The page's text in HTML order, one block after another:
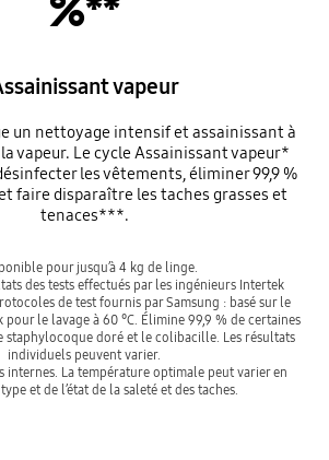
vapeur
un nettoyage intensif et assainissant à
la vapeur. Le cycle Assainissant vapeur*
les vêtements, éliminer 99,9 %
faire disparaître les taches grasses et
tenaces***.
pour jusqu’à 4 kg de linge.
des tests effectués par les ingénieurs Intertek
de test fournis par Samsung : basé sur le
le lavage à 60 °C. Élimine 99,9 % de certaines
staphylocoque doré et le colibacille. Les résultats
individuels peuvent varier.
internes. La température optimale peut varier en
et de l’état de la saleté et des taches.